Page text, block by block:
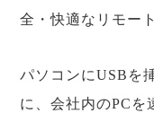
全・快適なリモー
パソコンにUSBを
に、会社内のPCを